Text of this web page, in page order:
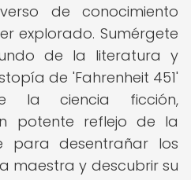
de conocimiento
explorado. Sumérgete
de la literatura y
de 'Fahrenheit 451'
ciencia ficción,
potente reflejo de la
para desentrañar los
maestra y descubrir su